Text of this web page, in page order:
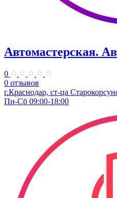
Автомастерская.
0
0 отзывов
г.Краснодар, ст-ца
Пн-Сб 09:00-18:00